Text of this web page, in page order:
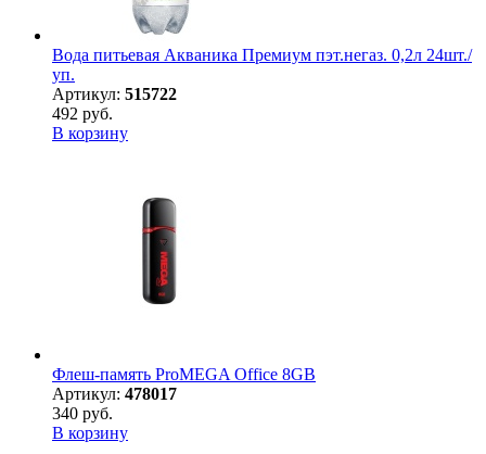
Вода питьевая Акваника Премиум пэт.негаз. 0,2л 24шт./
уп.
Артикул: 515722
492 руб.
В корзину
Флеш-память ProMEGA Office 8GB
Артикул: 478017
340 руб.
В корзину